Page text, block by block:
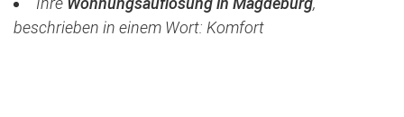
beschrieben in einem Wort: Komfort